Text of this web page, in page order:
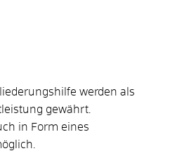
werden als
gewährt.
in Form eines